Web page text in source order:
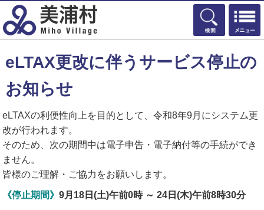
検索
eLTAX更改に伴うサービス停止の
お知らせ
eLTAXの利便性向上を目的として、令和8年9月にシステム更
改が行われます。
そのため、次の期間中は電子申告・電子納付等の手続ができ
ません。
皆様のご理解・ご協力をお願いします。
《停止期間》9月18日(土)午前0時 ～ 24日(木)午前8時30分